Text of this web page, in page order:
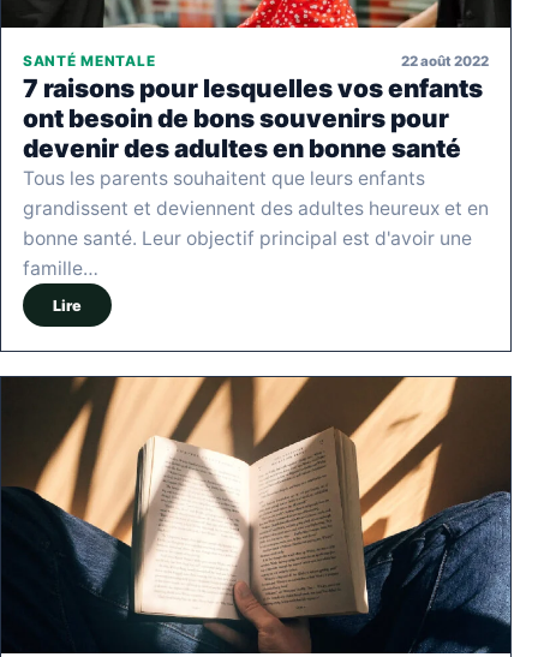
SANTÉ MENTALE 22 août 2022
7 raisons pour lesquelles vos enfants
ont besoin de bons souvenirs pour
devenir des adultes en bonne santé
Tous les parents souhaitent que leurs enfants
grandissent et deviennent des adultes heureux et en
bonne santé. Leur objectif principal est d'avoir une
famille…
Lire